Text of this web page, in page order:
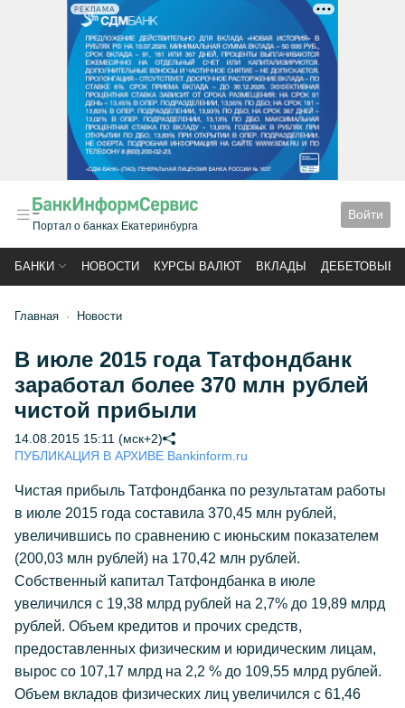
РЕКЛАМА
Портал о банках Екатеринбурга
Войти
БАНКИ НОВОСТИ КУРСЫ ВАЛЮТ ВКЛАДЫ ДЕБЕТОВЫЕ
Главная Новости
В июле 2015 года Татфондбанк
заработал более 370 млн рублей
чистой прибыли
14.08.2015 15:11 (мск+2)
ПУБЛИКАЦИЯ В АРХИВЕ Bankinform.ru
Чистая прибыль Татфондбанка по результатам работы
в июле 2015 года составила 370,45 млн рублей,
увеличившись по сравнению с июньским показателем
(200,03 млн рублей) на 170,42 млн рублей.
Собственный капитал Татфондбанка в июле
увеличился с 19,38 млрд рублей на 2,7% до 19,89 млрд
рублей. Объем кредитов и прочих средств,
предоставленных физическим и юридическим лицам,
вырос со 107,17 млрд на 2,2 % до 109,55 млрд рублей.
Объем вкладов физических лиц увеличился с 61,46